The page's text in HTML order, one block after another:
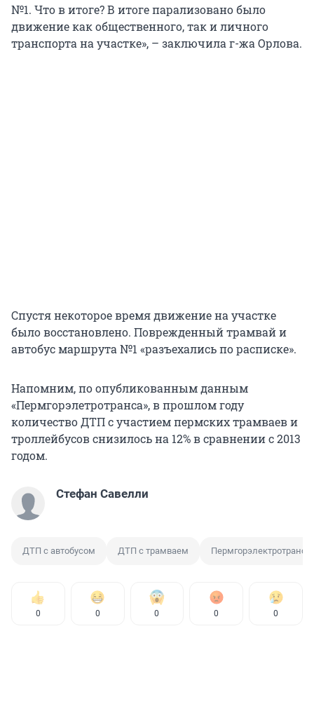
№1. Что в итоге? В итоге парализовано было
движение как общественного, так и личного
транспорта на участке», – заключила г-жа Орлова.
Спустя некоторое время движение на участке
было восстановлено. Поврежденный трамвай и
автобус маршрута №1 «разъехались по расписке».
Напомним, по опубликованным данным
«Пермгорэлетротранса», в прошлом году
количество ДТП с участием пермских трамваев и
троллейбусов снизилось на 12% в сравнении с 2013
годом.
Стефан Савелли
ДТП с автобусом ДТП с трамваем Пермгорэлектротранс
0 0 0 0 0